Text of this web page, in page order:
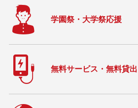
学園祭・大学祭応援
無料サービス・無料貸出